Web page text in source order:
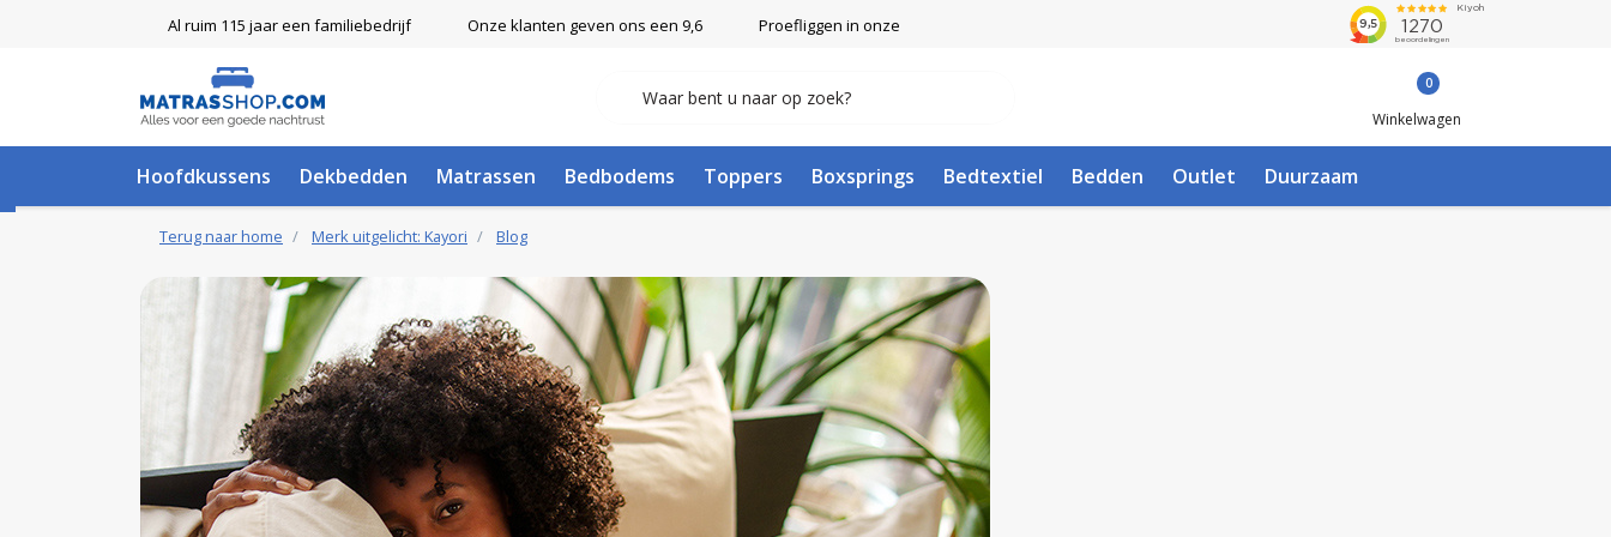
Al ruim 115 jaar een familiebedrijf Onze klanten geven ons een 9,6 Proefliggen in onze showroom in Ulft
0
Winkelwagen
Hoofdkussens Dekbedden Matrassen Bedbodems Toppers Boxsprings Bedtextiel Bedden Outlet Duurzaam
Terug naar home Merk uitgelicht: Kayori Blog